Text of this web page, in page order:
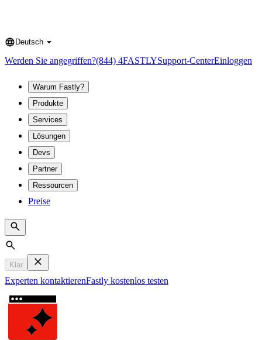
Language
Deutsch
Werden Sie angegriffen?(844) 4FASTLYSupport-CenterEinloggen
Warum Fastly?
Produkte
Services
Lösungen
Devs
Partner
Ressourcen
Preise
Search
Klar
Experten kontaktierenFastly kostenlos testen